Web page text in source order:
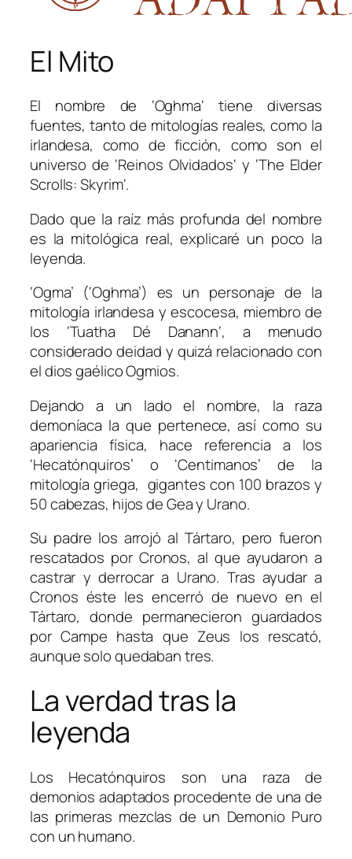
El Mito
El nombre de ‘Oghma‘ tiene diversas
fuentes, tanto de mitologías reales, como la
irlandesa, como de ficción, como son el
universo de ‘Reinos Olvidados‘ y ‘The Elder
Scrolls: Skyrim‘.
Dado que la raíz más profunda del nombre
es la mitológica real, explicaré un poco la
leyenda.
‘Ogma’ (‘Oghma’) es un personaje de la
mitología irlandesa y escocesa, miembro de
los ‘Tuatha Dé Danann‘, a menudo
considerado deidad y quizá relacionado con
el dios gaélico Ogmios.
Dejando a un lado el nombre, la raza
demoníaca la que pertenece, así como su
apariencia física, hace referencia a los
‘Hecatónquiros’ o ‘Centimanos’ de la
mitología griega, gigantes con 100 brazos y
50 cabezas, hijos de Gea y Urano.
Su padre los arrojó al Tártaro, pero fueron
rescatados por Cronos, al que ayudaron a
castrar y derrocar a Urano. Tras ayudar a
Cronos éste les encerró de nuevo en el
Tártaro, donde permanecieron guardados
por Campe hasta que Zeus los rescató,
aunque solo quedaban tres.
La verdad tras la
leyenda
Los Hecatónquiros son una raza de
demonios adaptados procedente de una de
las primeras mezclas de un Demonio Puro
con un humano.